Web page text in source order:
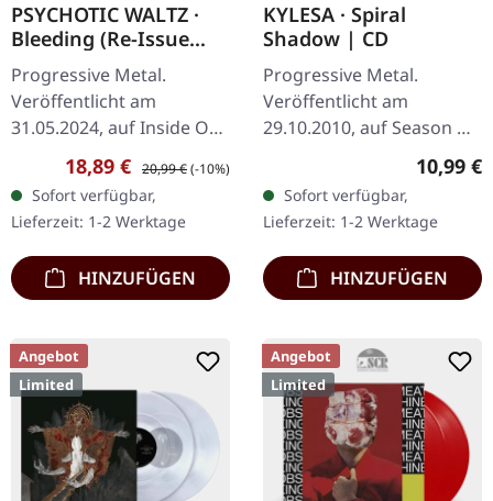
PSYCHOTIC WALTZ ·
Bleeding (Re-Issue
2024) | DIGIPAK 2CD
Progressive Metal.
Veröffentlicht am
31.05.2024, auf Inside Out
Music. Re-Release als
Doppel-CD mit neu
gemastertem Album und
Bonus-CD im DigiPak.…
Verkaufspreis:
18,89 € Regulärer Preis:
20,99 €(-10%)
Sofort verfügbar,
Lieferzeit: 1-2 Werktage
HINZUFÜGEN
KYLESA · Spiral
Shadow | CD
Progressive Metal.
Veröffentlicht am
29.10.2010, auf Season Of
Mist. CD im Jewelcase
Kylesa liefern mit "Spiral
Shadow" eine
faszinierende Reise…
10,99 €
Sofort verfügbar,
Lieferzeit: 1-2 Werktage
HINZUFÜGEN
Angebot
Limited
Angebot
Limited